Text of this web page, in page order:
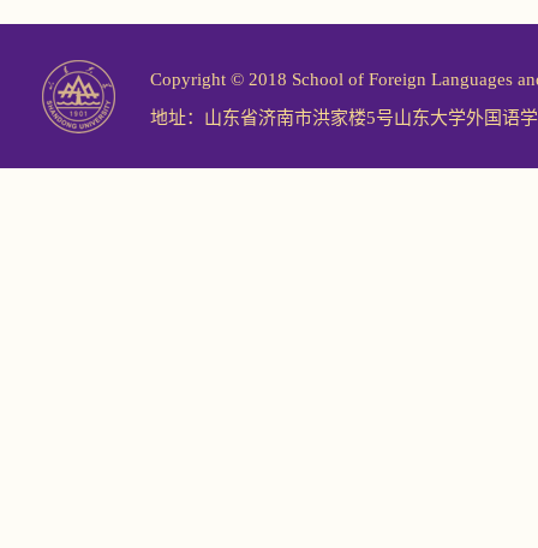
Copyright © 2018 School of Foreign Languages
地址：山东省济南市洪家楼5号山东大学外国语